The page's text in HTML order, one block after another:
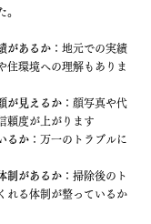
。
があるか ：地元での実績
住環境への理解もありま
が見えるか ：顔写真や代
頼度が上がります
るか ：万一のトラブルに
制があるか ：掃除後のト
れる体制が整っているか